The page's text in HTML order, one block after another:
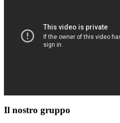
Il nostro gruppo